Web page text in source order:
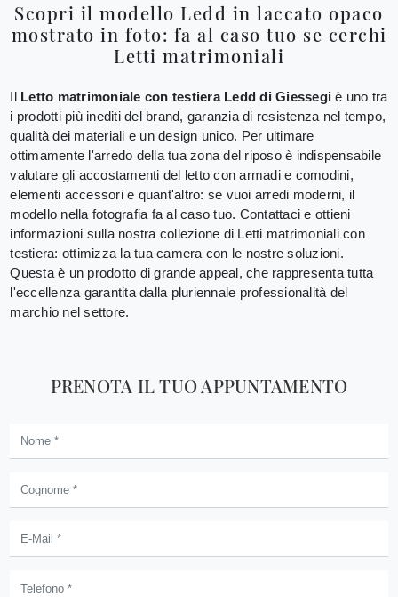
Scopri il modello Ledd in laccato opaco
mostrato in foto: fa al caso tuo se cerchi
Letti matrimoniali
Il Letto matrimoniale con testiera Ledd di Giessegi è uno tra
i prodotti più inediti del brand, garanzia di resistenza nel tempo,
qualità dei materiali e un design unico. Per ultimare
ottimamente l'arredo della tua zona del riposo è indispensabile
valutare gli accostamenti del letto con armadi e comodini,
elementi accessori e quant'altro: se vuoi arredi moderni, il
modello nella fotografia fa al caso tuo. Contattaci e ottieni
informazioni sulla nostra collezione di Letti matrimoniali con
testiera: ottimizza la tua camera con le nostre soluzioni.
Questa è un prodotto di grande appeal, che rappresenta tutta
l'eccellenza garantita dalla pluriennale professionalità del
marchio nel settore.
PRENOTA IL TUO APPUNTAMENTO